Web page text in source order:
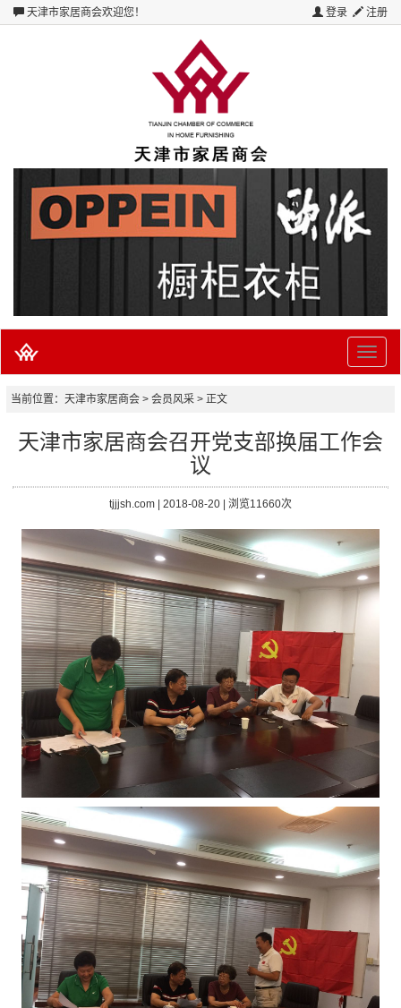
天津市家居商会欢迎您！ 登录 注册
Toggle
当前位置： 天津市家居商会 > 会员风采 > 正文
天津市家居商会召开党支部换届工作会
议
tjjjsh.com | 2018-08-20 | 浏览11660次